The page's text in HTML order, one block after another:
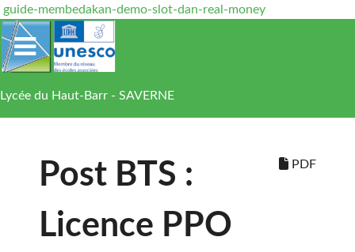
guide-membedakan-demo-slot-dan-real-money
Lycée du Haut-Barr - SAVERNE
PDF
Post BTS :
Licence PPO